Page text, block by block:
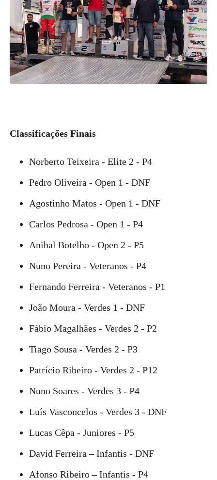
Classificações Finais
Norberto Teixeira - Elite 2 - P4
Pedro Oliveira - Open 1 - DNF
Agostinho Matos - Open 1 - DNF
Carlos Pedrosa - Open 1 - P4
Anibal Botelho - Open 2 - P5
Nuno Pereira - Veteranos - P4
Fernando Ferreira - Veteranos - P1
João Moura - Verdes 1 - DNF
Fábio Magalhães - Verdes 2 - P2
Tiago Sousa - Verdes 2 - P3
Patrício Ribeiro - Verdes 2 - P12
Nuno Soares - Verdes 3 - P4
Luís Vasconcelos - Verdes 3 - DNF
Lucas Cêpa - Juniores - P5
David Ferreira – Infantis - DNF
Afonso Ribeiro – Infantis - P4